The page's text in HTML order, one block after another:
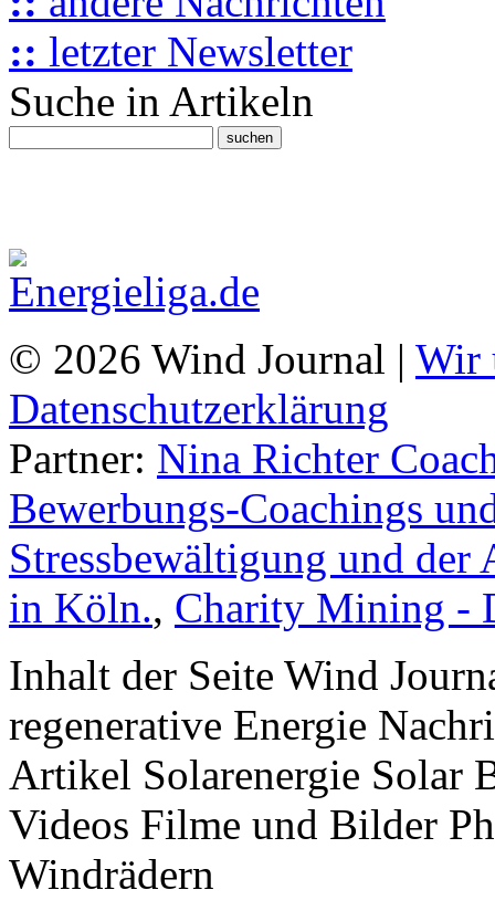
:: letzter Newsletter
Suche in Artikeln
© 2026 Wind Journal | Wir
Datenschutzerklärung
Partner: Nina Richter
Bewerbungs-Coachings
Stressbewältigung und
in Köln., Charity Mining -
Inhalt der Seite Wind
regenerative Energie
Artikel Solarenergie Solar
Videos Filme und Bilder
Windrädern